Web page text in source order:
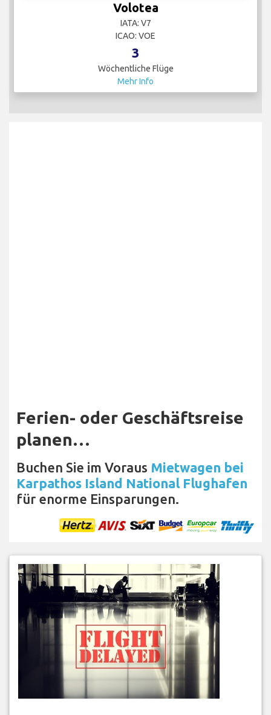
Volotea
IATA: V7
ICAO: VOE
3
Wöchentliche Flüge
Mehr Info
Ferien- oder Geschäftsreise
planen…
Buchen Sie im Voraus Mietwagen bei
Karpathos Island National Flughafen
für enorme Einsparungen.